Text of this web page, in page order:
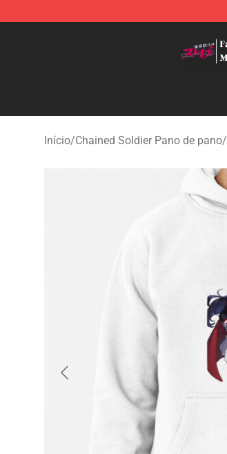
Início/Chained Soldier Pano de pano/